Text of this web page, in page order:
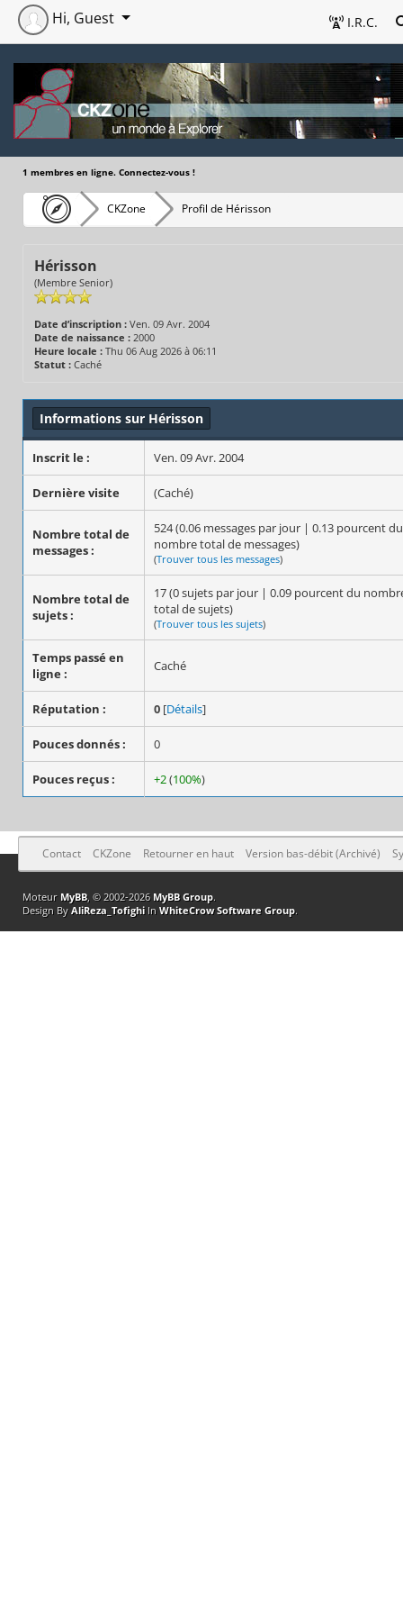
I.R.C.
Hi, Guest
1 membres en ligne. Connectez-vous !
CKZone Profil de Hérisson
Hérisson
(Membre Senior)
Date d’inscription : Ven. 09 Avr. 2004
Date de naissance : 2000
Heure locale : Thu 06 Aug 2026 à 06:11
Statut : Caché
Informations sur Hérisson
Inscrit le : Ven. 09 Avr. 2004
Dernière visite (Caché)
Nombre total de
messages :
524 (0.06 messages par jour | 0.13 pourcent du
nombre total de messages)
(Trouver tous les messages)
Nombre total de
sujets :
17 (0 sujets par jour | 0.09 pourcent du
total de sujets)
(Trouver tous les sujets)
Temps passé en
ligne :
Caché
Réputation : 0 [Détails]
Pouces donnés : 0
Pouces reçus : +2(100%)
Contact CKZone Retourner en haut Version bas-débit (Archivé)
Moteur MyBB, © 2002-2026 MyBB Group.
Design By AliReza_TofighiIn WhiteCrow Software Group.